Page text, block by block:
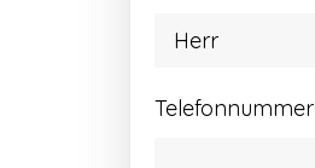
Telefonnummer